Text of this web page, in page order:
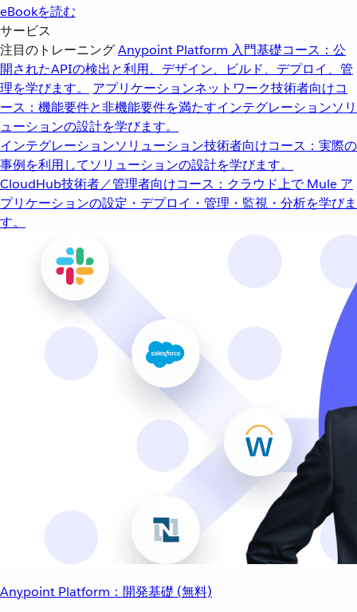
eBookを読む
サービス
注目のトレーニングAnypoint Platform 入門基礎コース：公
開されたAPIの検出と利用、デザイン、ビルド、デプロイ、管
理を学びます。
アプリケーションネットワーク技術者向けコ
ース：機能要件と非機能要件を満たすインテグレーションソリ
ューションの設計を学びます。
インテグレーションソリューション技術者向けコース：実際の
事例を利用してソリューションの設計を学びます。
CloudHub技術者／管理者向けコース：クラウド上で Mule ア
プリケーションの設定・デプロイ・管理・監視・分析を学びま
す。
Anypoint Platform：開発基礎 (無料)